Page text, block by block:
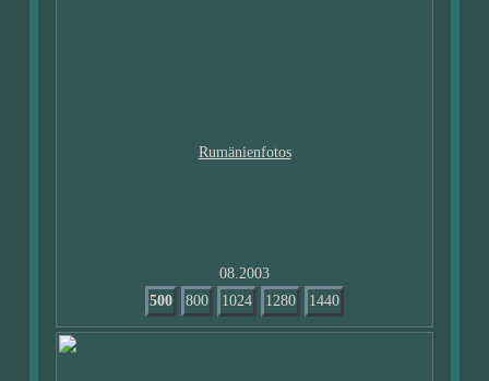
08.2003
500
800 1024 1280 1440